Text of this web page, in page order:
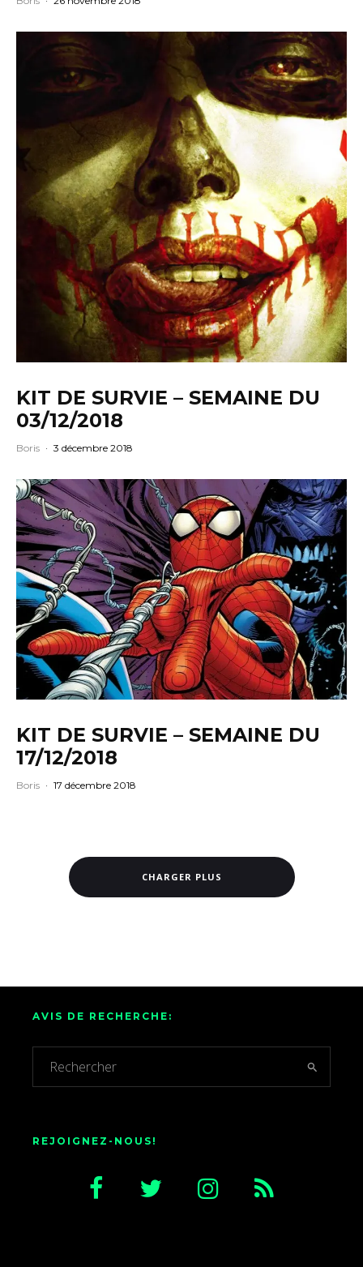
KIT DE SURVIE – SEMAINE DU
03/12/2018
Boris · 3 décembre 2018
KIT DE SURVIE – SEMAINE DU
17/12/2018
Boris · 17 décembre 2018
CHARGER PLUS
AVIS DE RECHERCHE:
REJOIGNEZ-NOUS!